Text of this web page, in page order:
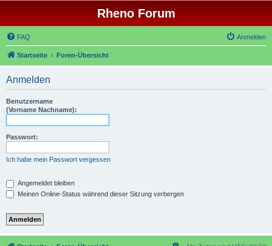
Rheno Forum
FAQ Anmelden
Startseite Foren-Übersicht
Anmelden
Benutzername
(Vorname Nachname):
Passwort:
Ich habe mein Passwort vergessen
Angemeldet bleiben
Meinen Online-Status während dieser Sitzung verbergen